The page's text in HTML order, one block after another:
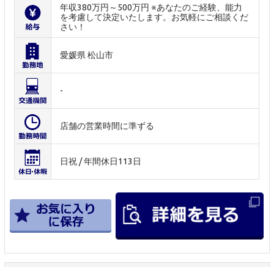
年収380万円～500万円 ※あなたのご経験、能力
を考慮して決定いたします。お気軽にご相談くだ
さい！
愛媛県 松山市
-
店舗の営業時間に準ずる
日祝 / 年間休日113日